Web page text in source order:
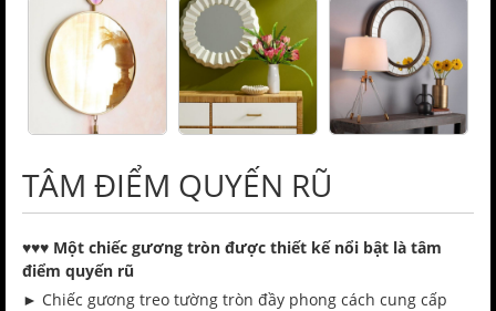
TÂM ĐIỂM QUYẾN RŨ
♥️♥️♥️ Một chiếc gương tròn được thiết kế nổi bật là tâm
điểm quyến rũ
► Chiếc gương treo tường tròn đầy phong cách cung cấp